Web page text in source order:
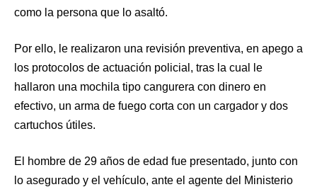
como la persona que lo asaltó.
Por ello, le realizaron una revisión preventiva, en apego a
los protocolos de actuación policial, tras la cual le
hallaron una mochila tipo cangurera con dinero en
efectivo, un arma de fuego corta con un cargador y dos
cartuchos útiles.
El hombre de 29 años de edad fue presentado, junto con
lo asegurado y el vehículo, ante el agente del Ministerio